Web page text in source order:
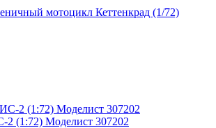
мотоцикл Кеттенкрад (1/72)
2 (1:72) Моделист 307202